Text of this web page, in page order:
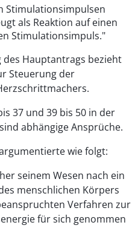
Stimulationsimpulsen
als Reaktion auf einen
Stimulationsimpuls."
des Hauptantrags bezieht
Steuerung der
37 und 39 bis 50 in der
abhängige Ansprüche.
wie folgt:
seinem Wesen nach ein
menschlichen Körpers
Verfahren zur
für sich genommen